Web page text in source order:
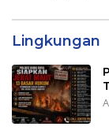
Lingkungan